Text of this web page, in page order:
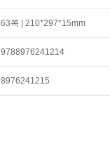
63쪽 | 210*297*15mm
9788976241214
8976241215